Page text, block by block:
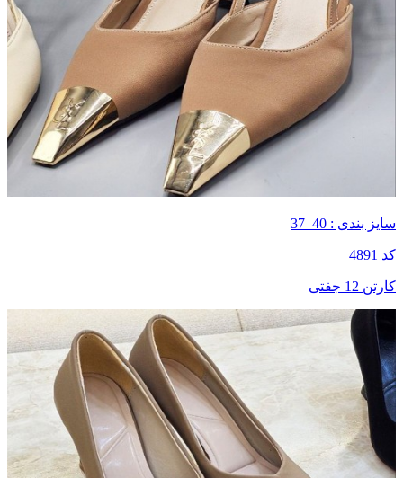
سایز بندی : 40_37
کد 4891
کارتن 12 جفتی